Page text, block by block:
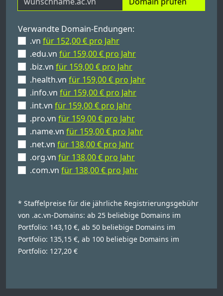
Verwandte Domain-Endungen:
.vn für 152,00 € pro Jahr
.edu.vn für 159,00 € pro Jahr
.biz.vn für 159,00 € pro Jahr
.health.vn für 159,00 € pro Jahr
.info.vn für 159,00 € pro Jahr
.int.vn für 159,00 € pro Jahr
.pro.vn für 159,00 € pro Jahr
.name.vn für 159,00 € pro Jahr
.net.vn für 138,00 € pro Jahr
.org.vn für 138,00 € pro Jahr
.com.vn für 138,00 € pro Jahr
* Staffelpreise für die jährliche Registrierungsgebühr
von .ac.vn-Domains: ab 25 beliebige Domains im
Portfolio: 143,10 €, ab 50 beliebige Domains im
Portfolio: 135,15 €, ab 100 beliebige Domains im
Portfolio: 127,20 €